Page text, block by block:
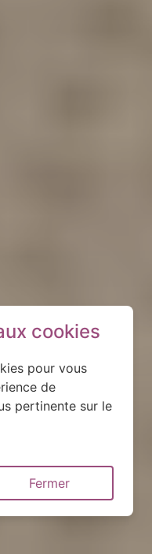
cookies
pour vous
de
pertinente sur le
Fermer